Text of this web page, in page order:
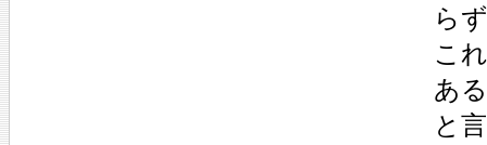
ら
こ
あ
と